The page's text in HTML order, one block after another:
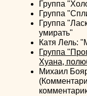
Группа
Группа
Группа
умирать"
Катя Лель:
Группа
Хуана,
Михаил